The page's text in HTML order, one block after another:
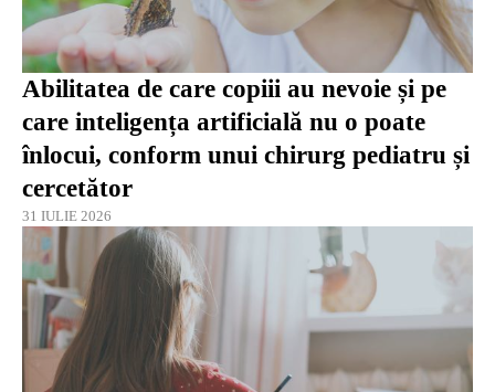
Abilitatea de care copiii au nevoie și pe
care inteligența artificială nu o poate
înlocui, conform unui chirurg pediatru și
cercetător
31 IULIE 2026